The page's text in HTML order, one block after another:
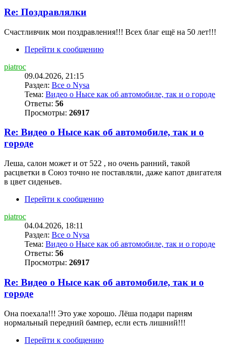
Re: Поздравлялки
Счастливчик мои поздравления!!! Всех благ ещё на 50 лет!!!
Перейти к сообщению
piatroc
09.04.2026, 21:15
Раздел: Все о Nysa
Тема: Видео о Нысе как об автомобиле, так и о городе
Ответы: 56
Просмотры: 26917
Re: Видео о Нысе как об автомобиле, так и о
городе
Леша, салон может и от 522 , но очень ранний, такой
расцветки в Союз точно не поставляли, даже капот двигателя
в цвет сиденьев.
Перейти к сообщению
piatroc
04.04.2026, 18:11
Раздел: Все о Nysa
Тема: Видео о Нысе как об автомобиле, так и о городе
Ответы: 56
Просмотры: 26917
Re: Видео о Нысе как об автомобиле, так и о
городе
Она поехала!!! Это уже хорошо. Лёша подари парням
нормальный передний бампер, если есть лишний!!!
Перейти к сообщению